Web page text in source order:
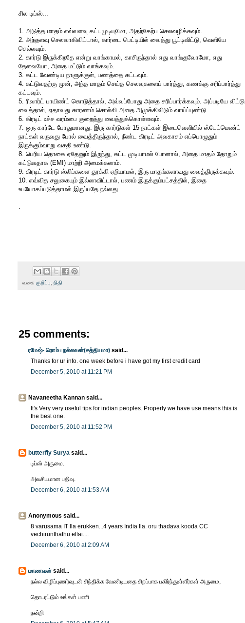
சில டிப்ஸ்...
1. அடுத்த மாதம் எவ்வளவு கட்டமுடியுமோ, அதற்கேற்ப செலவழிக்கவும்.
2. அந்தளவு செலவாகிவிட்டால், கார்டை பெட்டியில் வைத்து பூட்டிவிட்டு, வெளியே
செல்லவும்.
2. கார்டு இருக்கிறதே என்று வாங்காமல், காசிருந்தால் எது வாங்குவோமோ, எது
தேவையோ, அதை மட்டும் வாங்கவும்.
3. கட்ட வேண்டிய நாளுக்குள், பணத்தை கட்டவும்.
4. கட்டுவதற்கு முன், அந்த மாதம் செய்த செலவுகளைப் பார்த்து, கணக்கு சரிப்பார்த்து
கட்டவும்.
5. ரிவார்ட் பாயிண்ட் கொடுத்தால், அவ்வப்போது அதை சரிப்பார்க்கவும். அப்படியே விட்டு
வைத்தால், ஏதாவது காரணம் சொல்லி அதை அமுக்கிவிடும் வாய்ப்புண்டு.
6. கிரடிட் உச்ச வரம்பை குறைத்து வைத்துக்கொள்ளவும்.
7. ஒரு கார்டே போதுமானது. இரு கார்டுகள் 15 நாட்கள் இடைவெளியில் ஸ்டேட்மெண்ட்
நாட்கள் வருவது போல் வைத்திருந்தால், நீண்ட கிரடிட் அவகாசம் எப்பொழுதும்
இருக்கும்வாறு வசதி உண்டு.
8. பெரிய தொகை ஏதேனும் இருந்து, கட்ட முடியாமல் போனால், அதை மாதம் தோறும்
கட்டுவதாக (EMI) மாற்றி அமைக்கலாம்.
9. கிரடிட் கார்டு ஸ்லிப்களை தூக்கி ஏறியாமல், இரு மாதங்களாவது வைத்திருக்கவும்.
10. எவ்வித சலுகையும் இல்லாவிட்டால், பணம் இருக்கும்பட்சத்தில், இதை
உபயோகப்படுத்தாமல் இருப்பதே நல்லது.
வகை குறிப்பு நிதி
25 comments:
ரமேஷ்- ரொம்ப நல்லவன்(சத்தியமா) said...
Thanks for ur info. one week before i have got my first credit card
December 5, 2010 at 11:21 PM
Navaneetha Kannan said...
It's Very very useful tips for indian peoples. Properly we have use means this is
the best one.
December 5, 2010 at 11:52 PM
butterfly Surya said...
டிப்ஸ் அருமை.
அவசியமான பதிவு.
December 6, 2010 at 1:53 AM
Anonymous said...
8 varusama IT lla erukken...4 years India lla. oru thadava kooda CC
vechirunthathu ellai....
December 6, 2010 at 2:09 AM
மாணவன் said...
நல்ல விழிப்புணர்வுடன் சிந்திக்க வேண்டியதை சிறப்பாக பகிர்ந்துள்ளீர்கள் அருமை,
தொடரட்டும் உங்கள் பணி
நன்றி